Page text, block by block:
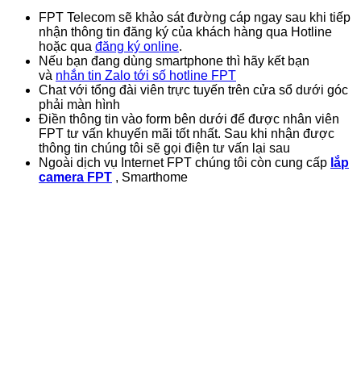
FPT Telecom sẽ khảo sát đường cáp ngay sau khi tiếp
nhận thông tin đăng ký của khách hàng qua Hotline
hoặc qua đăng ký online.
Nếu bạn đang dùng smartphone thì hãy kết bạn
và nhắn tin Zalo tới số hotline FPT
Chat với tổng đài viên trực tuyến trên cửa sổ dưới góc
phải màn hình
Điền thông tin vào form bên dưới để được nhân viên
FPT tư vấn khuyến mãi tốt nhất. Sau khi nhận được
thông tin chúng tôi sẽ gọi điện tư vấn lại sau
Ngoài dịch vụ Internet FPT chúng tôi còn cung cấp lắp
camera FPT , Smarthome